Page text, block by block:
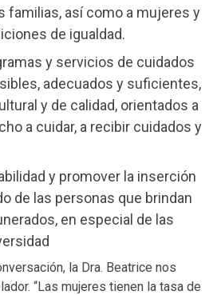
familias, así como a mujeres y
de igualdad.
y servicios de cuidados
adecuados y suficientes,
y de calidad, orientados a
a cuidar, a recibir cuidados y
y promover la inserción
de las personas que brindan
en especial de las
la Dra. Beatrice nos
“Las mujeres tienen la tasa de